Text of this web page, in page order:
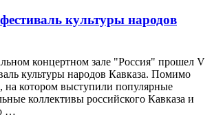
культуры народов
концертном зале "Россия" прошел V
культуры народов Кавказа. Помимо
на котором выступили популярные
коллективы российского Кавказа и
…